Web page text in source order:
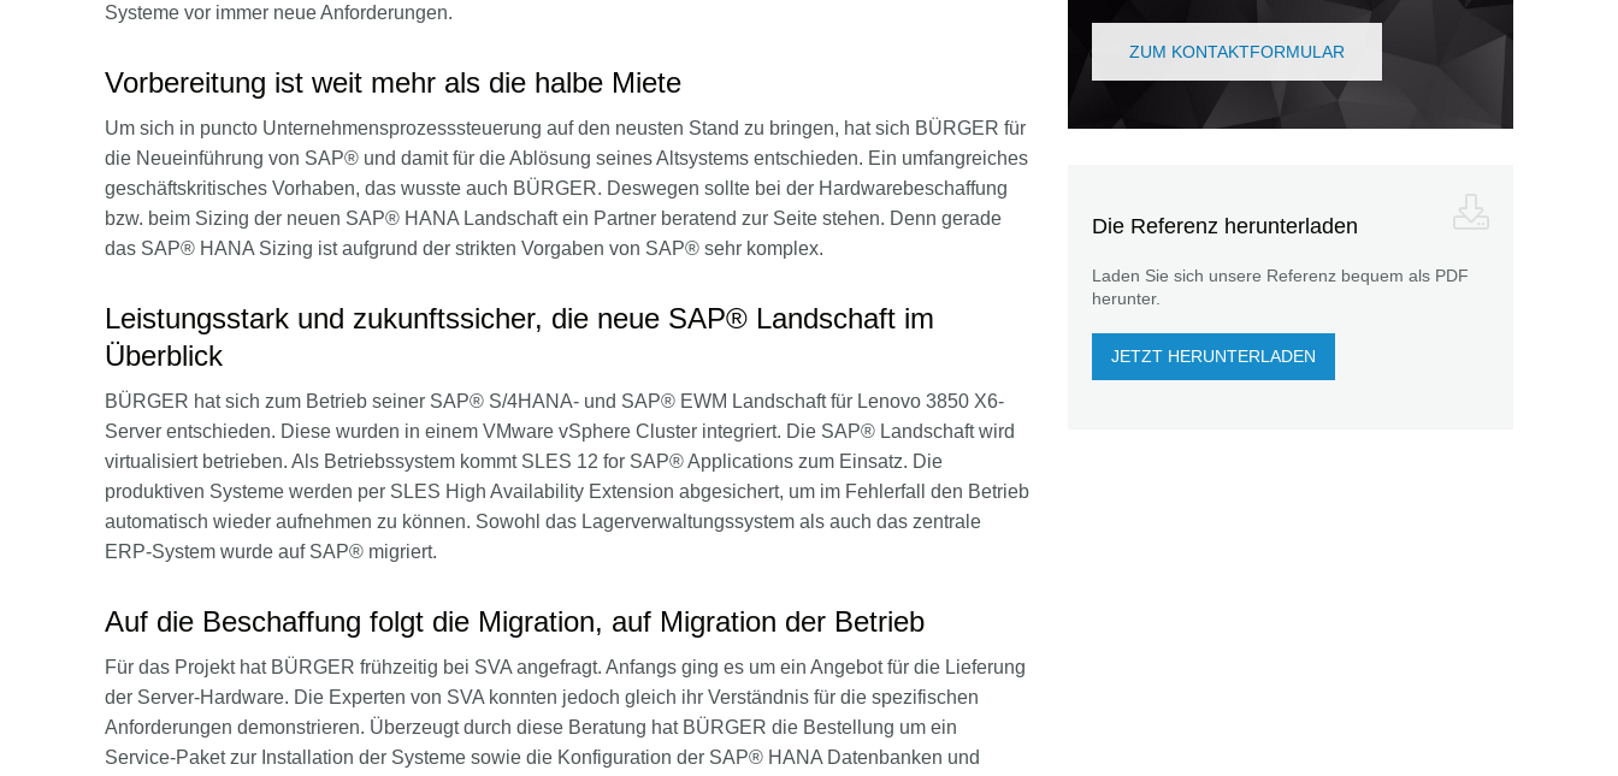
Systeme vor immer neue Anforderungen.
Vorbereitung ist weit mehr als die halbe Miete
Um sich in puncto Unternehmensprozesssteuerung auf den neusten Stand zu bringen, hat sich BÜRGER für
die Neueinführung von SAP® und damit für die Ablösung seines Altsystems entschieden. Ein umfangreiches
geschäftskritisches Vorhaben, das wusste auch BÜRGER. Deswegen sollte bei der Hardwarebeschaffung
bzw. beim Sizing der neuen SAP® HANA Landschaft ein Partner beratend zur Seite stehen. Denn gerade
das SAP® HANA Sizing ist aufgrund der strikten Vorgaben von SAP® sehr komplex.
Leistungsstark und zukunftssicher, die neue SAP® Landschaft im
Überblick
BÜRGER hat sich zum Betrieb seiner SAP® S/4HANA- und SAP® EWM Landschaft für Lenovo 3850 X6-
Server entschieden. Diese wurden in einem VMware vSphere Cluster integriert. Die SAP® Landschaft wird
virtualisiert betrieben. Als Betriebssystem kommt SLES 12 for SAP® Applications zum Einsatz. Die
produktiven Systeme werden per SLES High Availability Extension abgesichert, um im Fehlerfall den Betrieb
automatisch wieder aufnehmen zu können. Sowohl das Lagerverwaltungssystem als auch das zentrale
ERP-System wurde auf SAP® migriert.
Auf die Beschaffung folgt die Migration, auf Migration der Betrieb
Für das Projekt hat BÜRGER frühzeitig bei SVA angefragt. Anfangs ging es um ein Angebot für die Lieferung
der Server-Hardware. Die Experten von SVA konnten jedoch gleich ihr Verständnis für die spezifischen
Anforderungen demonstrieren. Überzeugt durch diese Beratung hat BÜRGER die Bestellung um ein
Service-Paket zur Installation der Systeme sowie die Konfiguration der SAP® HANA Datenbanken und
ZUM KONTAKTFORMULAR
Die Referenz herunterladen
Laden Sie sich unsere Referenz bequem als PDF
herunter.
JETZT HERUNTERLADEN